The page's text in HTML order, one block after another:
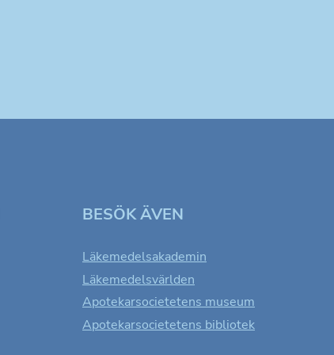
BESÖK ÄVEN
Läkemedelsakademin
Läkemedelsvärlden
Apotekarsocietetens museum
Apotekarsocietetens bibliotek